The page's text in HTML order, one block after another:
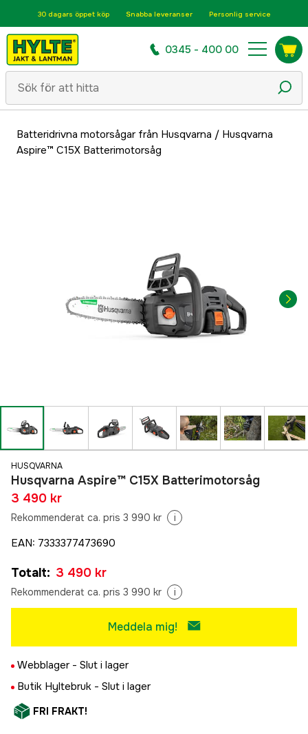
30 dagars öppet köp Snabba leveranser Personlig service
0345 - 400 00
Batteridrivna motorsågar från Husqvarna / Husqvarna
Aspire™ C15X Batterimotorsåg
HUSQVARNA
Husqvarna Aspire™ C15X Batterimotorsåg
3 490 kr
Rekommenderat ca. pris 3 990 kr i
EAN: 7333377473690
Totalt: 3 490 kr
Rekommenderat ca. pris 3 990 kr i
Meddela mig!
Webblager - Slut i lager
Butik Hyltebruk - Slut i lager
FRI FRAKT!